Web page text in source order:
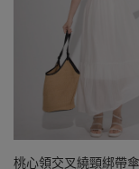
桃心領交叉繞頸綁帶傘